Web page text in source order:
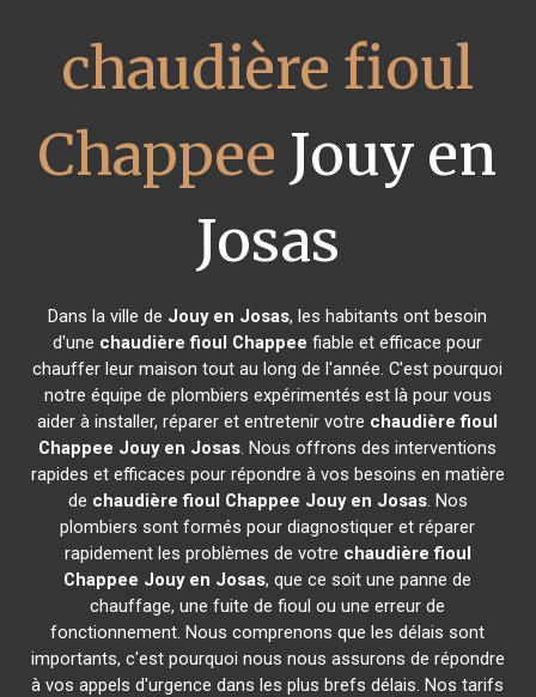
chaudière fioul
Chappee Jouy en
Josas
Dans la ville de Jouy en Josas, les habitants ont besoin
d'une chaudière fioul Chappee fiable et efficace pour
chauffer leur maison tout au long de l'année. C'est pourquoi
notre équipe de plombiers expérimentés est là pour vous
aider à installer, réparer et entretenir votre chaudière fioul
Chappee Jouy en Josas. Nous offrons des interventions
rapides et efficaces pour répondre à vos besoins en matière
de chaudière fioul Chappee Jouy en Josas. Nos
plombiers sont formés pour diagnostiquer et réparer
rapidement les problèmes de votre chaudière fioul
Chappee Jouy en Josas, que ce soit une panne de
chauffage, une fuite de fioul ou une erreur de
fonctionnement. Nous comprenons que les délais sont
importants, c'est pourquoi nous nous assurons de répondre
à vos appels d'urgence dans les plus brefs délais. Nos tarifs